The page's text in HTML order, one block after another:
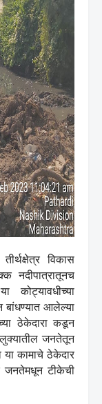
विकास
नदीपात्रातूनच
बांधण्यात आलेल्या
ठेकेदारा कडून
जनतेतून
कामाचे ठेकेदार
जनतेमधून टीकेची